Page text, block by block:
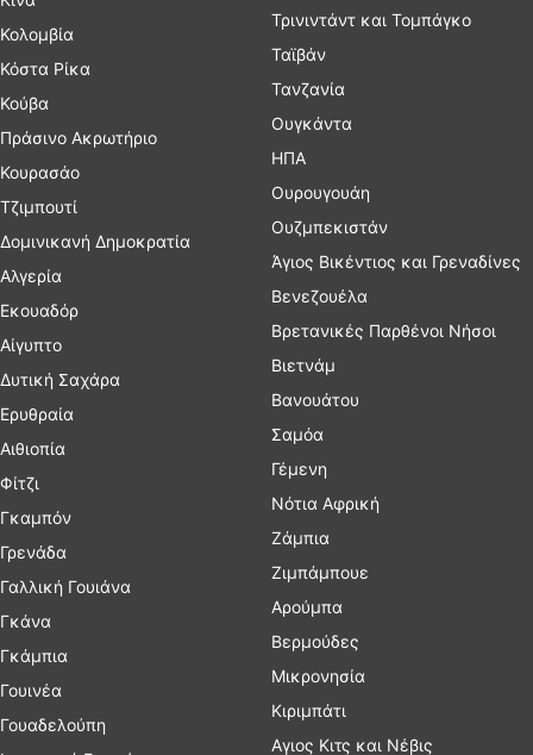
Κολομβία
Κόστα Ρίκα
Κούβα
Πράσινο Ακρωτήριο
Κουρασάο
Τζιμπουτί
Δομινικανή Δημοκρατία
Αλγερία
Εκουαδόρ
Αίγυπτο
Δυτική Σαχάρα
Ερυθραία
Αιθιοπία
Φίτζι
Γκαμπόν
Γρενάδα
Γαλλική Γουιάνα
Γκάνα
Γκάμπια
Γουινέα
Γουαδελούπη
Τρινιντάντ και Τομπάγκο
Ταϊβάν
Τανζανία
Ουγκάντα
ΗΠΑ
Ουρουγουάη
Ουζμπεκιστάν
Άγιος Βικέντιος και Γρεναδίνες
Βενεζουέλα
Βρετανικές Παρθένοι Νήσοι
Βιετνάμ
Βανουάτου
Σαμόα
Γέμενη
Νότια Αφρική
Ζάμπια
Ζιμπάμπουε
Αρούμπα
Βερμούδες
Μικρονησία
Κιριμπάτι
Αγιος Κιτς και Νέβις